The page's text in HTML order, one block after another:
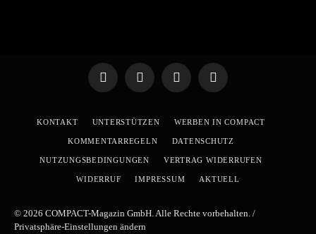
TelegramWhatsApp
X
YouTube
KONTAKT UNTERSTÜTZEN WERBEN IN COMPACT
KOMMENTARREGELN DATENSCHUTZ
NUTZUNGSBEDINGUNGEN VERTRAG WIDERRUFEN
WIDERRUF IMPRESSUM AKTUELL
© 2026 COMPACT-Magazin GmbH. Alle Rechte vorbehalten. /
Privatsphäre-Einstellungen ändern